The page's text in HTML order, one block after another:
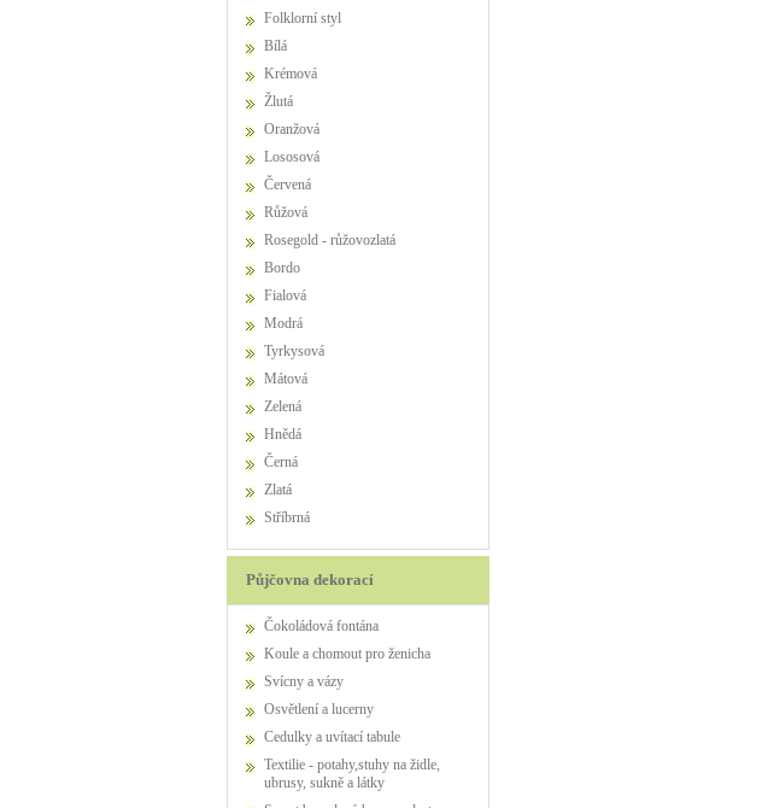
Folklorní styl
Bílá
Krémová
Žlutá
Oranžová
Lososová
Červená
Růžová
Rosegold - růžovozlatá
Bordo
Fialová
Modrá
Tyrkysová
Mátová
Zelená
Hnědá
Černá
Zlatá
Stříbrná
Půjčovna dekorací
Čokoládová fontána
Koule a chomout pro ženicha
Svícny a vázy
Osvětlení a lucerny
Cedulky a uvítací tabule
Textilie - potahy,stuhy na židle,
ubrusy, sukně a látky